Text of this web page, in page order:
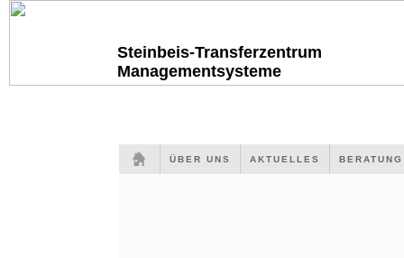
Steinbeis-Transferzentrum
Managementsysteme
ÜBER UNS AKTUELLES